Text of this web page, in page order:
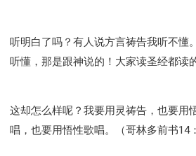
听明白了吗？有人说方言祷告我听不懂
听懂，那是跟神说的！大家读圣经都读
这却怎么样呢？我要用灵祷告，也要用
唱，也要用悟性歌唱。（哥林多前书14